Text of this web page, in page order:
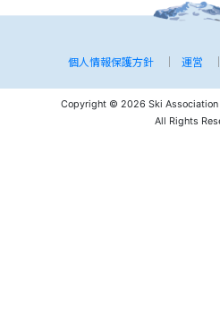
個人情報保護方針 運営
Copyright © 2026 Ski Association
All Rights